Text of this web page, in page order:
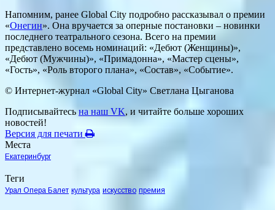
Напомним, ранее Global City подробно рассказывал о премии
«Онегин». Она вручается за оперные постановки – новинки
последнего театрального сезона. Всего на премии
представлено восемь номинаций: «Дебют (Женщины)»,
«Дебют (Мужчины)», «Примадонна», «Мастер сцены»,
«Гость», «Роль второго плана», «Состав», «Событие».
© Интернет-журнал «Global City» Светлана Цыганова
Подписывайтесьна наш VK, и читайте больше хороших
новостей!
Версия для печати
Места
Екатеринбург
Теги
Урал Опера Балет культура искусство премия